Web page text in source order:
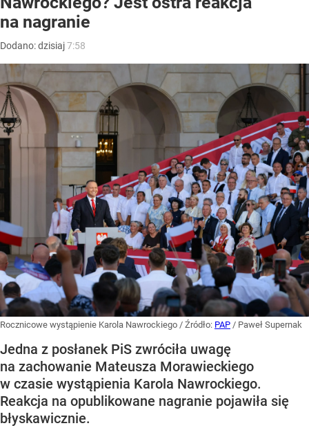
na nagranie
Dodano:dzisiaj7:58
Rocznicowe wystąpienie Karola Nawrockiego / Źródło: PAP / Paweł Supernak
Jedna z posłanek PiS zwróciła uwagę
na zachowanie Mateusza Morawieckiego
w czasie wystąpienia Karola Nawrockiego.
Reakcja na opublikowane nagranie pojawiła się
błyskawicznie.